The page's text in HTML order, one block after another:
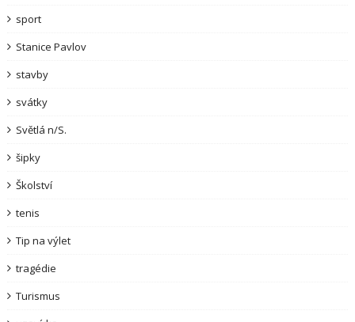
sport
Stanice Pavlov
stavby
svátky
Světlá n/S.
šipky
Školství
tenis
Tip na výlet
tragédie
Turismus